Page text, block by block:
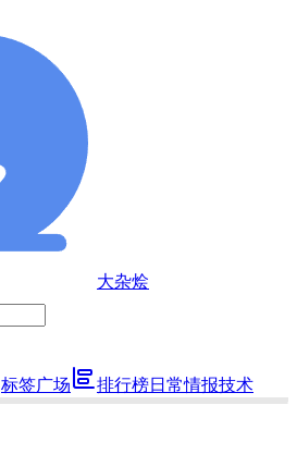
大杂烩
标签广场 排行榜日常情报技术